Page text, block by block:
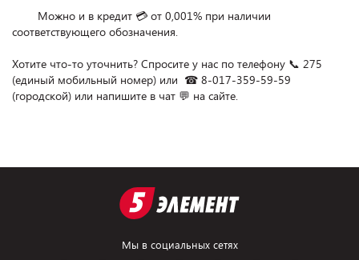
соответствующего обозначения.
Хотите что-то уточнить? Спросите у нас по телефону 📞 275
(единый мобильный номер) или  ☎ 8-017-359-59-59
(городской) или напишите в чат 💬 на сайте.
Мы в социальных сетях